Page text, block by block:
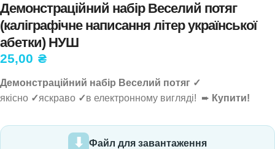
Демонстраційний набір Веселий потяг
(каліграфічне написання літер української
абетки) НУШ
25,00 ₴
Демонстраційний набір Веселий потяг ✓
якісно ✓яскраво ✓в електронному вигляді! ➨ Купити!
Файл для завантаження